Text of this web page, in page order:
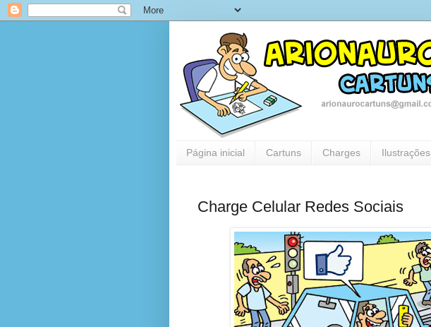
Página inicial Cartuns Charges Ilustrações
Charge Celular Redes Sociais